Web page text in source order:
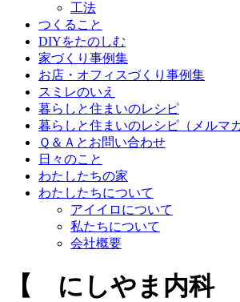
工法
つくること
DIYをたのしむ
家づくり事例集
お店・オフィスづくり事例集
スミレのいえ
暮らしと住まいのレシピ
暮らしと住まいのレシピ（メルマガ
Ｑ＆Ａとお問い合わせ
日々のこと
わたしたちの家
わたしたちについて
アイイロについて
私たちについて
会社概要
【 にしやま内